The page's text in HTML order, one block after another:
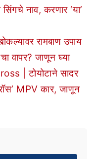
नाव, करणार ‘या’
रामबाण उपाय
वापर? जाणून घ्या
| टोयोटाने सादर
MPV कार, जाणून